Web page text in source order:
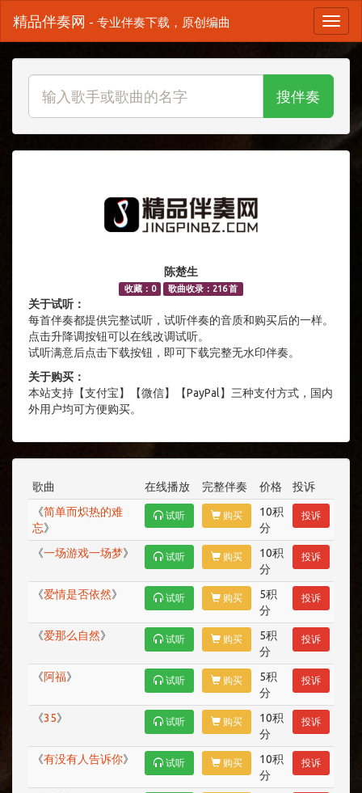
精品伴奏网 - 专业伴奏下载，原创编曲
搜伴奏
陈楚生
收藏：0 歌曲收录：216 首
关于试听：
每首伴奏都提供完整试听，试听伴奏的音质和购买后的一样。
点击升降调按钮可以在线改调试听。
试听满意后点击下载按钮，即可下载完整无水印伴奏。
关于购买：
本站支持【支付宝】【微信】【PayPal】三种支付方式，国内
外用户均可方便购买。
歌曲 在线播放 完整伴奏 价格
投诉
《简单而炽热的难
忘》
试听 购买
10积
分
投诉
《一场游戏一场梦》 试听 购买
10积
分
投诉
《爱情是否依然》 试听 购买
5积
分
投诉
《爱那么自然》 试听 购买
5积
分
投诉
《阿福》 试听 购买
5积
分
投诉
《35》 试听 购买
10积
分
投诉
《有没有人告诉你》 试听 购买
10积
分
投诉